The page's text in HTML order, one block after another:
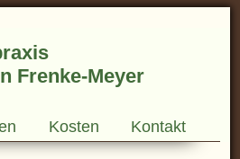
Frenke-Meyer
Kontakt
Kosten